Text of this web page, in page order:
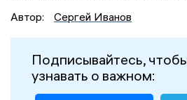
Автор:
Сергей Иванов
Подписывайтесь,
узнавать о важном: